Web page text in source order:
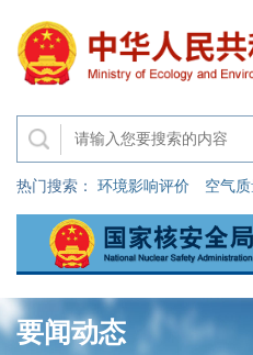
热门搜索： 环境影响评价 空气
要闻动态